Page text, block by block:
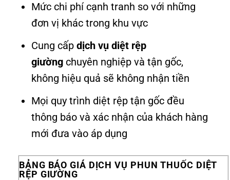
Mức chi phí cạnh tranh so với những
đơn vị khác trong khu vực
Cung cấp dịch vụ diệt rệp
giường chuyên nghiệp và tận gốc,
không hiệu quả sẽ không nhận tiền
Mọi quy trình diệt rệp tận gốc đều
thông báo và xác nhận của khách hàng
mới đưa vào áp dụng
BẢNG BÁO GIÁ DỊCH VỤ PHUN THUỐC DIỆT
RỆP GIƯỜNG